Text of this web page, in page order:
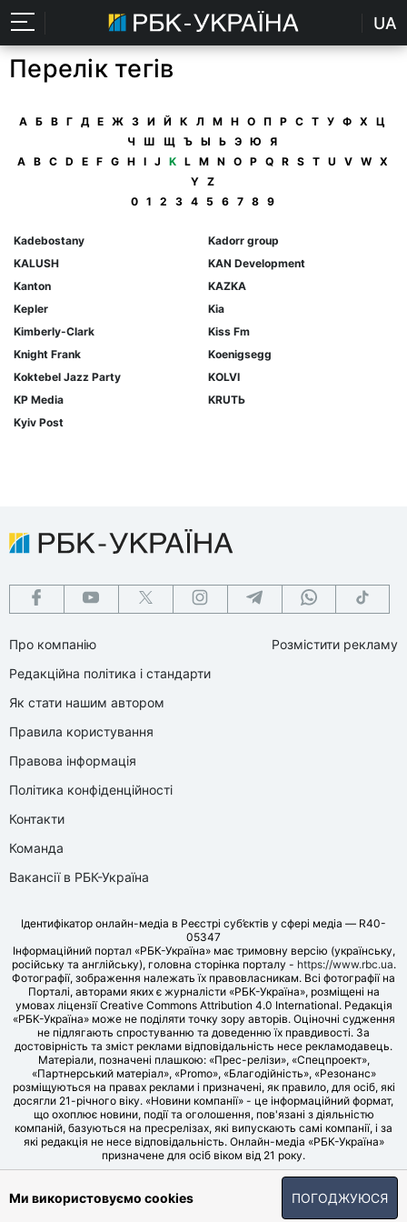
UA
Перелік тегів
А Б В Г Д Е Ж З И Й К Л М Н О П Р С Т У Ф Х
Ц
Ч
Ш Щ Ъ Ы Ь Э Ю
Я
A
B C D E F G H I J K L M N O P Q R S T U V W
X
Y
Z
0
1 2 3 4 5 6 7 8 9
Kadebostany
Kadorr group
KALUSH
KAN Development
Kanton
KAZKA
Kepler
Kia
Kimberly-Clark
Kiss Fm
Knight Frank
Koenigsegg
Koktebel Jazz Party
KOLVI
KP Media
KRUTЬ
Kyiv Post
Про компанію
Редакційна політика і стандарти
Як стати нашим автором
Правила користування
Правова інформація
Політика конфіденційності
Контакти
Команда
Вакансії в РБК-Україна
Розмістити рекламу
Ідентифікатор онлайн-медіа в Реєстрі суб’єктів у сфері медіа — R40-
05347
Інформаційний портал «РБК-Україна» має тримовну версію (українську,
російську та англійську), головна сторінка порталу - https://www.rbc.ua.
Фотографії, зображення належать їх правовласникам. Всі фотографії на
Порталі, авторами яких є журналісти «РБК-Україна», розміщені на
умовах ліцензії Creative Commons Attribution 4.0 International. Редакція
«РБК-Україна» може не поділяти точку зору авторів. Оціночні судження
не підлягають спростуванню та доведенню їх правдивості. За
достовірність та зміст реклами відповідальність несе рекламодавець.
Матеріали, позначені плашкою: «Прес-релізи», «Спецпроект»,
«Партнерський матеріал», «Promo», «Благодійність», «Резонанс»
розміщуються на правах реклами і призначені, як правило, для осіб, які
досягли 21-річного віку. «Новини компанії» - це інформаційний формат,
що охоплює новини, події та оголошення, пов'язані з діяльністю
компаній, базуються на пресрелізах, які випускають самі компанії, і за
які редакція не несе відповідальність. Онлайн-медіа «РБК-Україна»
призначене для осіб віком від 21 року.
© LLC «UBT MEDIA», 2006-2026.
Ми використовуємо cookies ПОГОДЖУЮСЯ